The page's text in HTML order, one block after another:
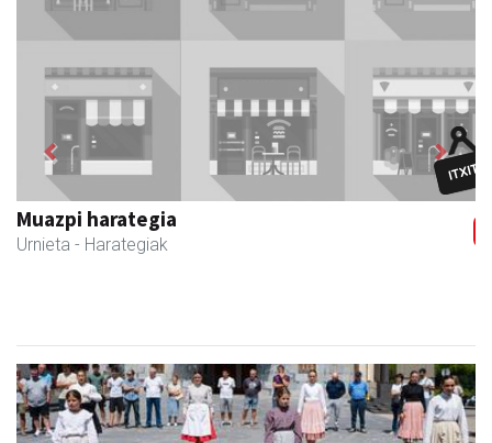
Muazpi harategia
Urnieta - Harategiak
Previous Next